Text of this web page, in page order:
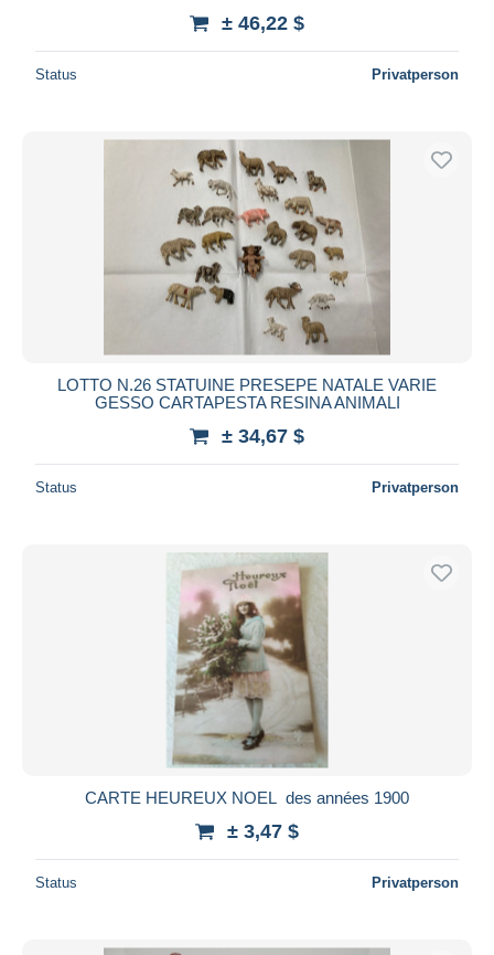
± 46,22 $
Status Privatperson
LOTTO N.26 STATUINE PRESEPE NATALE VARIE
GESSO CARTAPESTA RESINA ANIMALI
± 34,67 $
Status Privatperson
CARTE HEUREUX NOEL des années 1900
± 3,47 $
Status Privatperson